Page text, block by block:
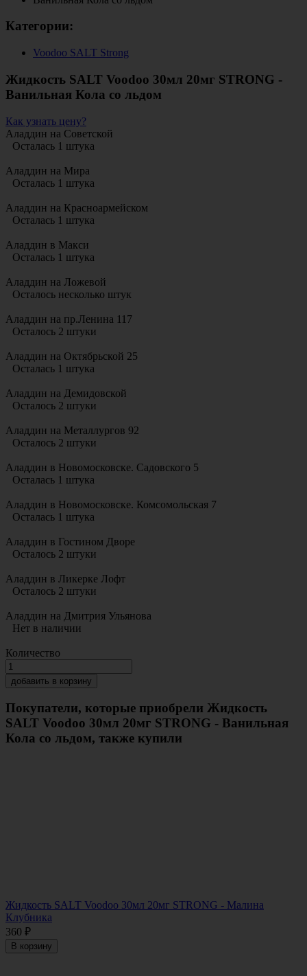
Категории:
Voodoo SALT Strong
Жидкость SALT Voodoo 30мл 20мг STRONG -
Ванильная Кола со льдом
Как узнать цену?
Аладдин на Советской
Осталась 1 штука
Аладдин на Мира
Осталась 1 штука
Аладдин на Красноармейском
Осталась 1 штука
Аладдин в Макси
Осталась 1 штука
Аладдин на Ложевой
Осталось несколько штук
Аладдин на пр.Ленина 117
Осталось 2 штуки
Аладдин на Октябрьской 25
Осталась 1 штука
Аладдин на Демидовской
Осталось 2 штуки
Аладдин на Металлургов 92
Осталось 2 штуки
Аладдин в Новомосковске. Садовского 5
Осталась 1 штука
Аладдин в Новомосковске. Комсомольская 7
Осталась 1 штука
Аладдин в Гостином Дворе
Осталось 2 штуки
Аладдин в Ликерке Лофт
Осталось 2 штуки
Аладдин на Дмитрия Ульянова
Нет в наличии
Количество
добавить в корзину
Покупатели, которые приобрели Жидкость
SALT Voodoo 30мл 20мг STRONG - Ванильная
Кола со льдом, также купили
Жидкость SALT Voodoo 30мл 20мг STRONG - Малина
Клубника
360 ₽
В корзину